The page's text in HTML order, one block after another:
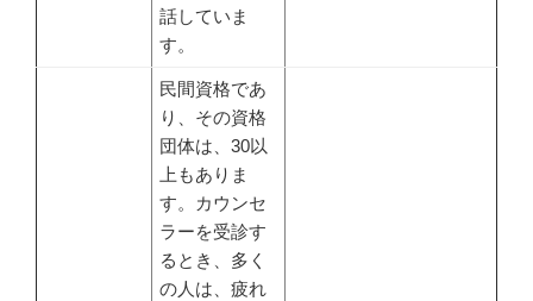
話していま
す。
民間資格であ
り、その資格
団体は、30以
上もありま
す。カウンセ
ラーを受診す
るとき、多く
の人は、疲れ